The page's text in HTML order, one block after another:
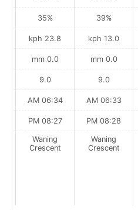
39%
13.0 kph
0.0 mm
9.0
06:33 AM
08:28 PM
Waning
Crescent
35%
23.8 kph
0.0 mm
9.0
06:34 AM
08:27 PM
Waning
Crescent